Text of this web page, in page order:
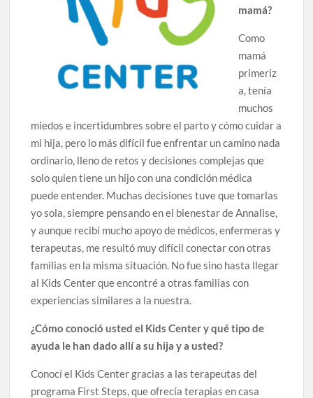
mamá?
Como
mamá
primeriz
a, tenía
muchos
miedos e incertidumbres sobre el parto y cómo cuidar a
mi hija, pero lo más difícil fue enfrentar un camino nada
ordinario, lleno de retos y decisiones complejas que
solo quien tiene un hijo con una condición médica
puede entender. Muchas decisiones tuve que tomarlas
yo sola, siempre pensando en el bienestar de Annalise,
y aunque recibí mucho apoyo de médicos, enfermeras y
terapeutas, me resultó muy difícil conectar con otras
familias en la misma situación. No fue sino hasta llegar
al Kids Center que encontré a otras familias con
experiencias similares a la nuestra.
¿Cómo conoció usted el Kids Center y qué tipo de
ayuda le han dado allí a su hija y a usted?
Conocí el Kids Center gracias a las terapeutas del
programa First Steps, que ofrecía terapias en casa